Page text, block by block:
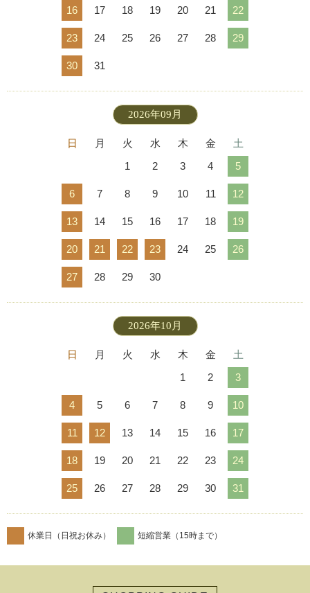
16 17 18 19 20 21 22
23 24 25 26 27 28 29
30 31
2026年09月
日 月 火 水 木 金
土
1
2 3 4 5
6 7 8 9 10 11 12
13 14 15 16 17 18 19
20 21 22 23 24 25 26
27 28 29 30
2026年10月
日 月 火 水 木 金
土
1
2 3
4 5 6 7 8 9 10
11 12 13 14 15 16 17
18 19 20 21 22 23 24
25 26 27 28 29 30 31
休業日（日祝お休み） 短縮営業（15時まで）